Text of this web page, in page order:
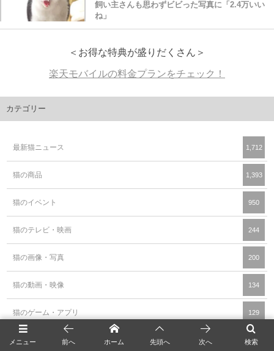
飼い主さんも思わずビビった写真に「2.4万いい
ね」
＜お得な特典が盛りだくさん＞
楽天モバイルの料金プランをチェック！
カテゴリー
最新猫ニュース 1,712
猫の商品 1,393
猫のイベント 950
猫のテレビ・映画 244
猫の画像・写真 200
猫の動画・映像 134
猫のゲーム・アプリ 129
猫カフェ 107
メニュー 検索
前へ ホーム 先頭へ 次へ